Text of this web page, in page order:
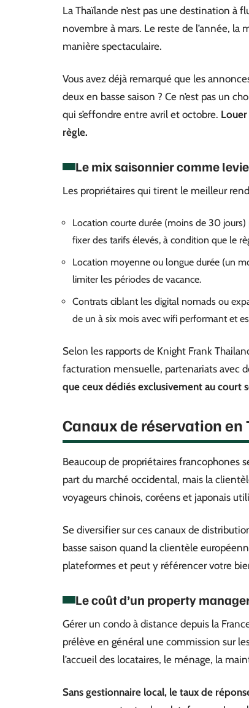
La Thaïlande n’est pas une destination à
novembre à mars. Le reste de l’année,
manière spectaculaire.
Vous avez déjà remarqué que les
deux en basse saison ? Ce n’est pas un
qui s’effondre entre avril et octobre. Louer
règle.
Le mix saisonnier comme
Les propriétaires qui tirent le meilleur
Location courte durée (moins de 30
fixer des tarifs élevés, à condition que le
Location moyenne ou longue durée (un
limiter les périodes de vacance.
Contrats ciblant les digital nomads ou
de un à six mois avec wifi performant et
Selon les rapports de Knight Frank
facturation mensuelle, partenariats avec
que ceux dédiés exclusivement au court
Canaux de réservation
Beaucoup de propriétaires francophones
part du marché occidental, mais la
voyageurs chinois, coréens et japonais
Se diversifier sur ces canaux de
basse saison quand la clientèle
plateformes et peut y référencer votre
Le coût d’un property
Gérer un condo à distance depuis la
prélève en général une commission sur
l’accueil des locataires, le ménage, la
Sans gestionnaire local, le taux de